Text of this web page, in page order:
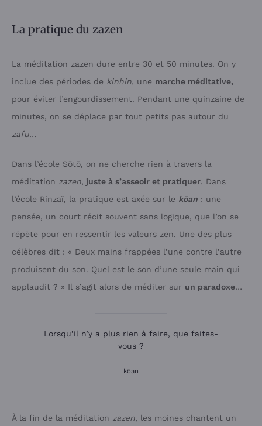
La pratique du zazen
La méditation zazen dure entre 30 et 50 minutes. On y
inclue des périodes de kinhin, une marche méditative,
pour éviter l’engourdissement. Pendant une quinzaine de
minutes, on se déplace par tout petits pas autour du
zafu…
Dans l’école Sōtō, on ne cherche rien à travers la
méditation zazen, juste à s’asseoir et pratiquer. Dans
l’école Rinzaï, la pratique est axée sur le kōan : une
pensée, un court récit souvent sans logique, que l’on se
répète pour en ressentir les valeurs zen. Une des plus
célèbres dit : « Deux mains frappées l’une contre l’autre
produisent du son. Quel est le son d’une seule main qui
applaudit ? » Il s’agit alors de méditer sur un paradoxe…
Lorsqu’il n’y a plus rien à faire, que faites-
vous ?
kōan
À la fin de la méditation zazen, les moines chantent un